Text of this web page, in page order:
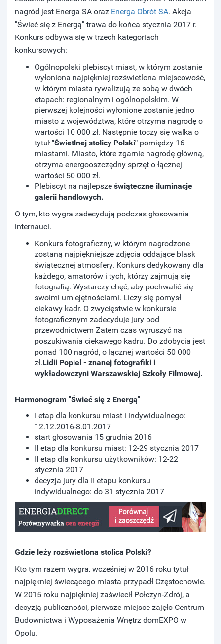
nagród jest Energa SA oraz Energa Obrót SA. Akcja
"Świeć się z Energą" trawa do końca stycznia 2017 r.
Konkurs odbywa się w trzech kategoriach
konkursowych:
Ogólnopolski plebiscyt miast, w którym zostanie
wyłoniona najpiękniej rozświetlona miejscowość,
w którym miasta rywalizują ze sobą w dwóch
etapach: regionalnym i ogólnopolskim. W
pierwszej kolejności wyłonione zostanie jedno
miasto z województwa, które otrzyma nagrodę o
wartości 10 000 zł. Następnie toczy się walka o
tytuł "Świetlnej stolicy Polski" pomiędzy 16
miastami. Miasto, które zgarnie nagrodę główną,
otrzyma energooszczędny sprzęt o łącznej
wartości 50 000 zł.
Plebiscyt na najlepsze świąteczne iluminacje
galerii handlowych.
O tym, kto wygra zadecydują podczas głosowania
internauci.
Konkurs fotograficzny, w którym nagrodzone
zostaną najpiękniejsze zdjęcia oddające blask
świątecznej atmosfery. Konkurs dedykowany dla
każdego, amatorów i tych, którzy zajmują się
fotografią. Wystarczy chęć, aby pochwalić się
swoimi umiejętnościami. Liczy się pomysł i
ciekawy kadr. O zwycięstwie w konkursie
fotograficznym zadecyduje jury pod
przewodnictwem Zatem czas wyruszyć na
poszukiwania ciekawego kadru. Do zdobycia jest
ponad 100 nagród, o łącznej wartości 50 000
zł.Lidii Popiel - znanej fotografiki i
wykładowczyni Warszawskiej Szkoły Filmowej.
Harmonogram "Świeć się z Energą"
I etap dla konkursu miast i indywidualnego:
12.12.2016-8.01.2017
start głosowania 15 grudnia 2016
II etap dla konkursu miast: 12-29 stycznia 2017
II etap dla konkursu użytkowników: 12-22
stycznia 2017
decyzja jury dla II etapu konkursu
indywidualnego: do 31 stycznia 2017
Gdzie leży rozświetlona stolica Polski?
Kto tym razem wygra, wcześniej w 2016 roku tytuł
najpiękniej świecącego miasta przypadł Częstochowie.
W 2015 roku najpiękniej zaświecił Połczyn-Zdrój, a
decyzją publiczności, pierwsze miejsce zajęło Centrum
Budownictwa i Wyposażenia Wnętrz domEXPO w
Opolu.